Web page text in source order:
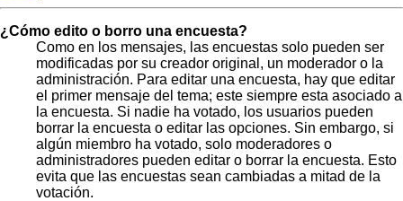
¿Cómo edito o borro una encuesta?
Como en los mensajes, las encuestas solo pueden ser
modificadas por su creador original, un moderador o la
administración. Para editar una encuesta, hay que editar
el primer mensaje del tema; este siempre esta asociado a
la encuesta. Si nadie ha votado, los usuarios pueden
borrar la encuesta o editar las opciones. Sin embargo, si
algún miembro ha votado, solo moderadores o
administradores pueden editar o borrar la encuesta. Esto
evita que las encuestas sean cambiadas a mitad de la
votación.